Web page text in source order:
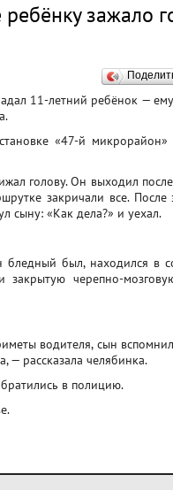
зажало
11-летний ребёнок —
«47-й
голову. Он выходил
закричали все. После
сыну: «Как дела?» и уехал.
был, находился в
черепно-
водителя, сын
— рассказала челябинка.
в полицию.